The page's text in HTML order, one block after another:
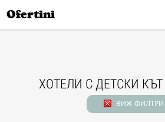
Ofertini
ХОТЕЛИ С ДЕТСКИ КЪТ
ВИЖ ФИЛТРИ